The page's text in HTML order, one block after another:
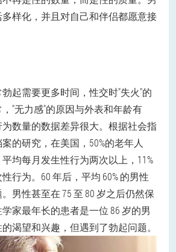
多样化，并且对自己和伴侣都愿意接
起需要更多时间，性交时"失火"的
"无力感"的原因与外表和年龄有
数量的数据差异很大。根据社会指
的研究，在美国，50%的老年人
平均每月发生性行为两次以上，11%
行为。60 年后，平均 60% 的男性
男性甚至在 75 至 80 岁之后仍然保
家最年长的患者是一位 86 岁的男
渴望和兴趣，但遇到了勃起问题。